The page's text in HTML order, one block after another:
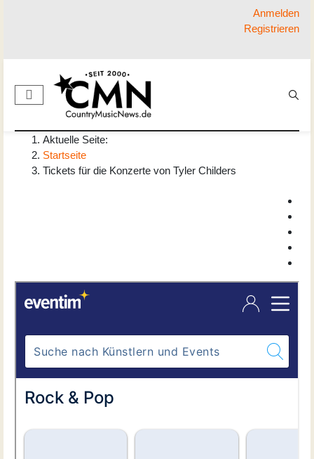
Anmelden
Registrieren
Aktuelle Seite:
Startseite
Tickets für die Konzerte von Tyler Childers